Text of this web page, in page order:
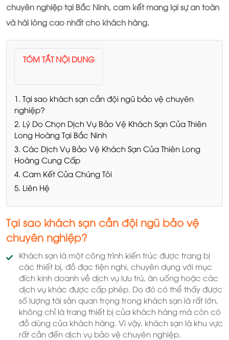
chuyên nghiệp tại Bắc Ninh, cam kết mang lại sự an toàn
và hài lòng cao nhất cho khách hàng.
TÓM TẮT NỘI DUNG
1. Tại sao khách sạn cần đội ngũ bảo vệ chuyên
nghiệp?
2. Lý Do Chọn Dịch Vụ Bảo Vệ Khách Sạn Của Thiên
Long Hoàng Tại Bắc Ninh
3. Các Dịch Vụ Bảo Vệ Khách Sạn Của Thiên Long
Hoàng Cung Cấp
4. Cam Kết Của Chúng Tôi
5. Liên Hệ
Tại sao khách sạn cần đội ngũ bảo vệ
chuyên nghiệp?
Khách sạn là một công trình kiến trúc được trang bị
các thiết bị, đồ đạc tiện nghi, chuyên dụng với mục
đích kinh doanh về dịch vụ lưu trú, ăn uống hoặc các
dịch vụ khác được cấp phép. Do đó có thể thấy được
số lượng tài sản quan trọng trong khách sạn là rất lớn,
không chỉ là trang thiết bị của khách hàng mà còn có
đồ dùng của khách hàng. Vì vậy, khách sạn là khu vực
rất cần đến dịch vụ bảo vệ chuyên nghiệp.